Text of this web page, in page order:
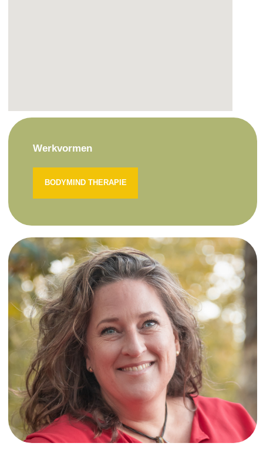
Werkvormen
BODYMIND THERAPIE